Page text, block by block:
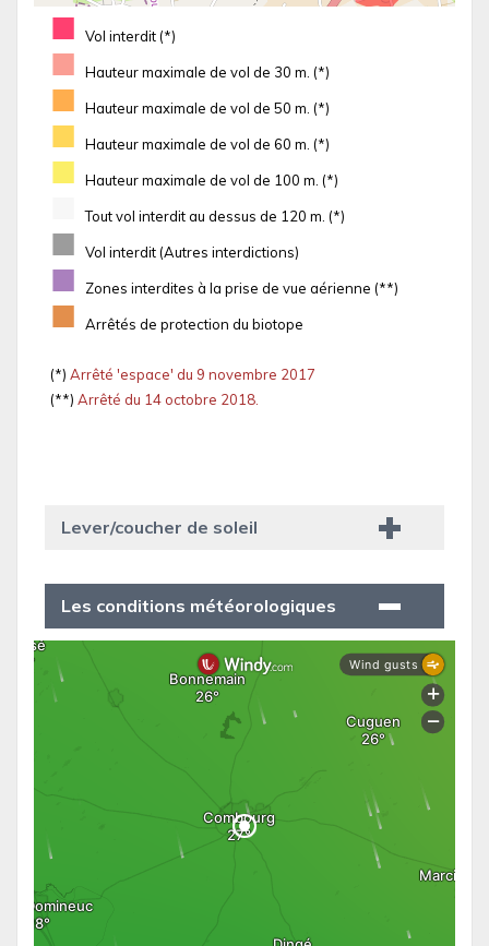
■ Vol interdit (*)
■ Hauteur maximale de vol de 30 m. (*)
■ Hauteur maximale de vol de 50 m. (*)
■ Hauteur maximale de vol de 60 m. (*)
■ Hauteur maximale de vol de 100 m. (*)
Tout vol interdit au dessus de 120 m. (*)
■ Vol interdit (Autres interdictions)
■ Zones interdites à la prise de vue aérienne (**)
■ Arrêtés de protection du biotope
(*) Arrêté 'espace' du 9 novembre 2017
(**) Arrêté du 14 octobre 2018.
Lever/coucher de soleil
Les conditions météorologiques